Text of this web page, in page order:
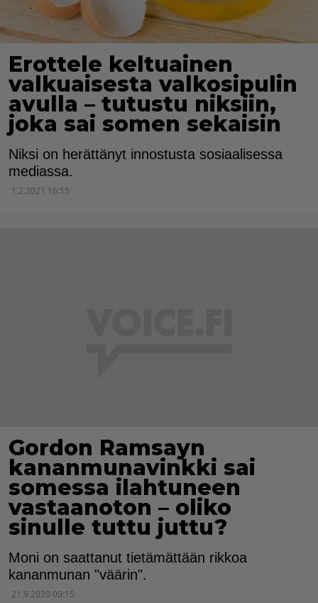
Erottele keltuainen
valkuaisesta valkosipulin
avulla – tutustu niksiin,
joka sai somen sekaisin
Niksi on herättänyt innostusta sosiaalisessa
mediassa.
1.2.2021 16:15
Gordon Ramsayn
kananmunavinkki sai
somessa ilahtuneen
vastaanoton – oliko
sinulle tuttu juttu?
Moni on saattanut tietämättään rikkoa
kananmunan "väärin".
21.9.2020 09:15